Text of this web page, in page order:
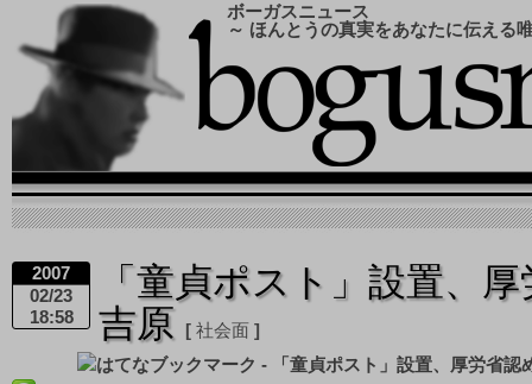
ボーガスニュース
～ ほんとうの真実をあなたに伝える
2007
02/23
18:58
「童貞ポスト」設置、
吉原
社会面